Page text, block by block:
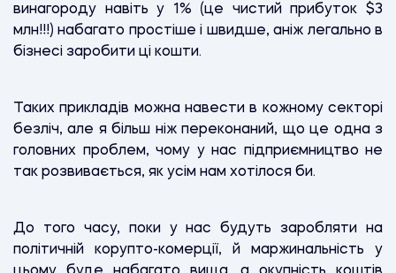
винагороду навіть у 1% (це чистий прибуток $3
млн!!!) набагато простіше і швидше, аніж легально в
бізнесі заробити ці кошти.
Таких прикладів можна навести в кожному секторі
безліч, але я більш ніж переконаний, що це одна з
головних проблем, чому у нас підприємництво не
так розвивається, як усім нам хотілося би.
До того часу, поки у нас будуть заробляти на
політичній корупто-комерції, й маржинальність у